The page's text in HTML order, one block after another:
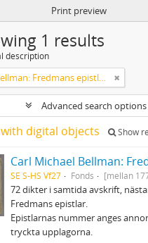
Print preview
1 results
description
Carl Michael Bellman: Fredmans epistlar m.m.
Advanced search options
digital objects Show
SE S-HS Vf27 Fonds [mellan
72 dikter i samtida avskrift,
Fredmans epistlar.
Epistlarnas nummer anges
tryckta upplagorna.